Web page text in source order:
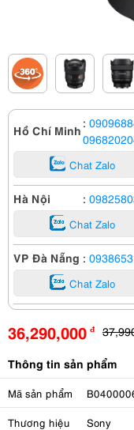
Hồ Chí Minh :
Chat Zalo
Hà Nội :
Chat Zalo
VP Đà Nẵng :
Chat Zalo
36,290,000 đ
Thông tin sản phẩm
Mã sản phẩm
Thương hiệu Sony